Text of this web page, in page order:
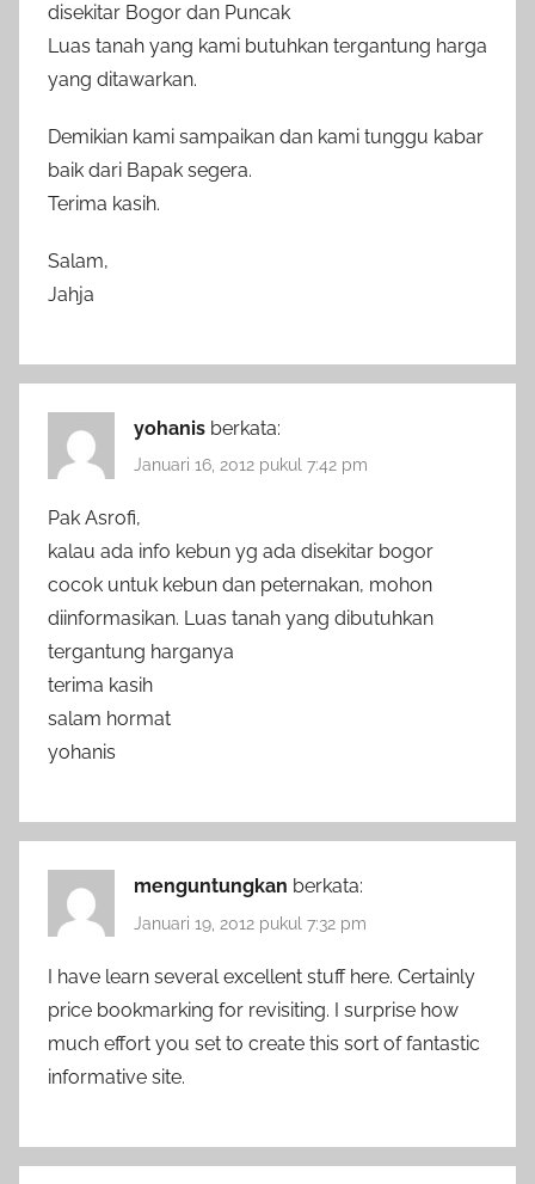
disekitar Bogor dan Puncak
Luas tanah yang kami butuhkan tergantung harga
yang ditawarkan.
Demikian kami sampaikan dan kami tunggu kabar
baik dari Bapak segera.
Terima kasih.
Salam,
Jahja
yohanis berkata:
Januari 16, 2012 pukul 7:42 pm
Pak Asrofi,
kalau ada info kebun yg ada disekitar bogor
cocok untuk kebun dan peternakan, mohon
diinformasikan. Luas tanah yang dibutuhkan
tergantung harganya
terima kasih
salam hormat
yohanis
menguntungkan berkata:
Januari 19, 2012 pukul 7:32 pm
I have learn several excellent stuff here. Certainly
price bookmarking for revisiting. I surprise how
much effort you set to create this sort of fantastic
informative site.